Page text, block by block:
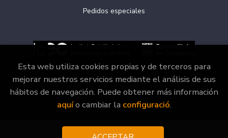
Pedidos especiales
2026 © Vaporvell Llibres. Tots els Drets Reservats |
Grupo Trevenque
Esta web utiliza cookies propias y de terceros para
mejorar nuestros servicios mediante el análisis de sus
hábitos de navegación. Puede obtener más información
aquío cambiar la configuració.